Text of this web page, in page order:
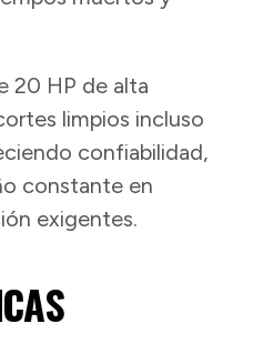
20 HP de alta
limpios incluso
confiabilidad,
constante en
exigentes.